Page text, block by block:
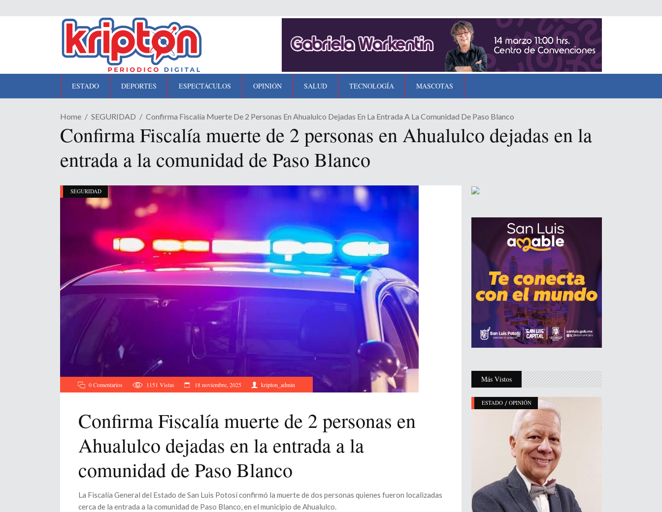
ESTADO DEPORTES ESPECTÁCULOS OPINIÓN SALUD TECNOLOGÍA MASCOTAS
Home SEGURIDAD Confirma Fiscalía Muerte De 2 Personas En Ahualulco Dejadas En La Entrada A La Comunidad De Paso Blanco
Confirma Fiscalía muerte de 2 personas en Ahualulco dejadas en la
entrada a la comunidad de Paso Blanco
SEGURIDAD
0 Comentarios 1151 Vistas 18 noviembre, 2025 kripton_admin
Confirma Fiscalía muerte de 2 personas en
Ahualulco dejadas en la entrada a la
comunidad de Paso Blanco
La Fiscalía General del Estado de San Luis Potosí confirmó la muerte de dos personas quienes fueron localizadas
cerca de la entrada a la comunidad de Paso Blanco, en el municipio de Ahualulco.
Más Vistos
ESTADO / OPINIÓN